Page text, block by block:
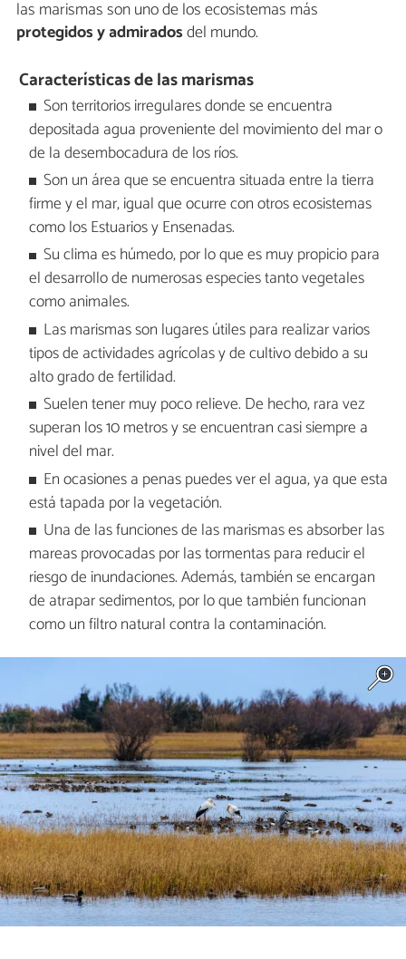
las marismas son uno de los ecosistemas más
protegidos y admiradosdel mundo.
Características de las marismas
Son territorios irregulares donde se encuentra
depositada agua proveniente del movimiento del mar o
de la desembocadura de los ríos.
Son un área que se encuentra situada entre la tierra
firme y el mar, igual que ocurre con otros ecosistemas
como los Estuarios y Ensenadas.
Su clima es húmedo, por lo que es muy propicio para
el desarrollo de numerosas especies tanto vegetales
como animales.
Las marismas son lugares útiles para realizar varios
tipos de actividades agrícolas y de cultivo debido a su
alto grado de fertilidad.
Suelen tener muy poco relieve. De hecho, rara vez
superan los 10 metros y se encuentran casi siempre a
nivel del mar.
En ocasiones a penas puedes ver el agua, ya que esta
está tapada por la vegetación.
Una de las funciones de las marismas es absorber las
mareas provocadas por las tormentas para reducir el
riesgo de inundaciones. Además, también se encargan
de atrapar sedimentos, por lo que también funcionan
como un filtro natural contra la contaminación.